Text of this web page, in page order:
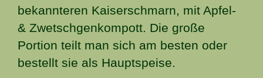
bekannteren Kaiserschmarn, mit Apfel-
& Zwetschgenkompott. Die große
Portion teilt man sich am besten oder
bestellt sie als Hauptspeise.